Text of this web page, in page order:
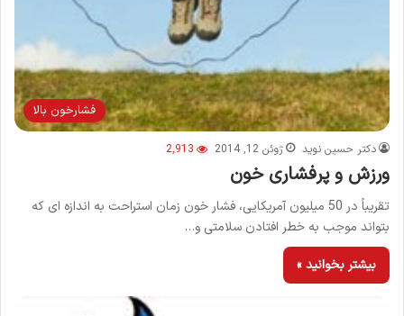
فشارخون بالا
دکتر حسین نوید ژوئن 12, 2014 2,913
ورزش و پرفشاری خون
تقریباً در 50 میلیون آمریکایی، فشار خون زمان استراحت به اندازه ای که
بتواند موجب به خطر افتادن سلامتی و…
بیشتر بخوانید »